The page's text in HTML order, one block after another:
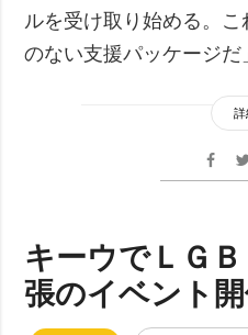
ルを受け取り始める。
のない支援パッケージだ
詳
キーウでＬＧ
張のイベント